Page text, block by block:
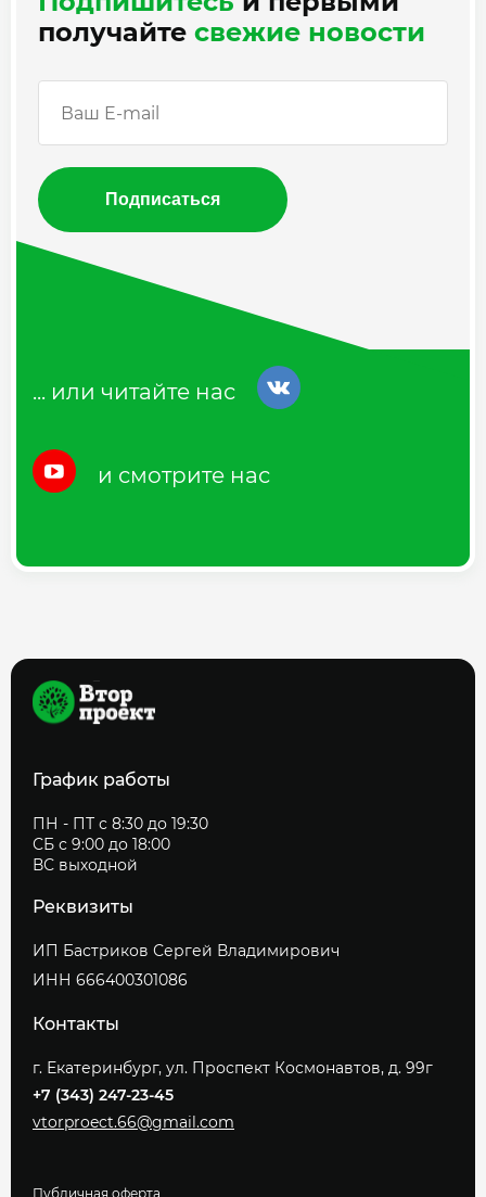
получайте свежие новости
Подписаться
... или читайте нас
и смотрите нас
График работы
ПН - ПТ с 8:30 до 19:30
СБ с 9:00 до 18:00
ВС выходной
Реквизиты
ИП Бастриков Сергей Владимирович
ИНН 666400301086
Контакты
г. Екатеринбург, ул. Проспект Космонавтов, д. 99г
+7 (343) 247-23-45
vtorproect.66@gmail.com
Публичная оферта